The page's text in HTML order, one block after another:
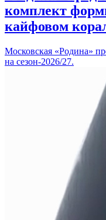
комплект
кайфовом
Московская «Родина»
на сезон-2026/27.